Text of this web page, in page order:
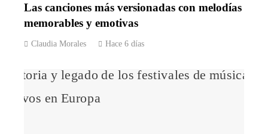
Las canciones más versionadas con melodías
memorables y emotivas
Claudia Morales Hace 6 días